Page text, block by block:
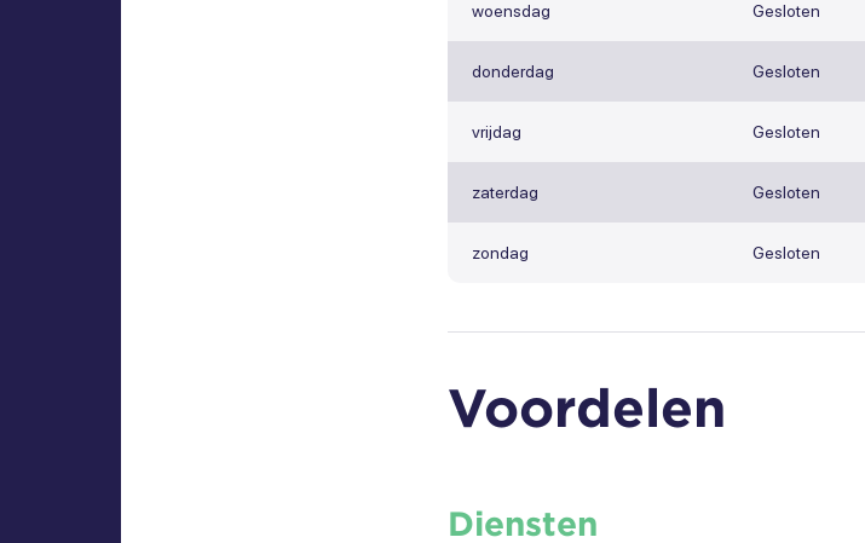
woensdag Gesloten
donderdag Gesloten
vrijdag Gesloten
zaterdag Gesloten
zondag Gesloten
Voordelen
Diensten